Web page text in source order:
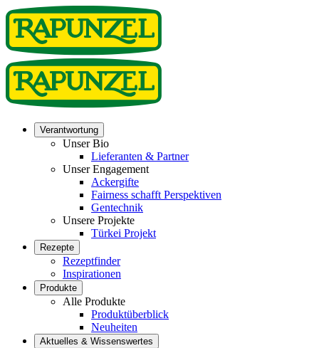
Verantwortung
Unser Bio
Lieferanten & Partner
Unser Engagement
Ackergifte
Fairness schafft Perspektiven
Gentechnik
Unsere Projekte
Türkei Projekt
Rezepte
Rezeptfinder
Inspirationen
Produkte
Alle Produkte
Produktüberblick
Neuheiten
Aktuelles & Wissenswertes